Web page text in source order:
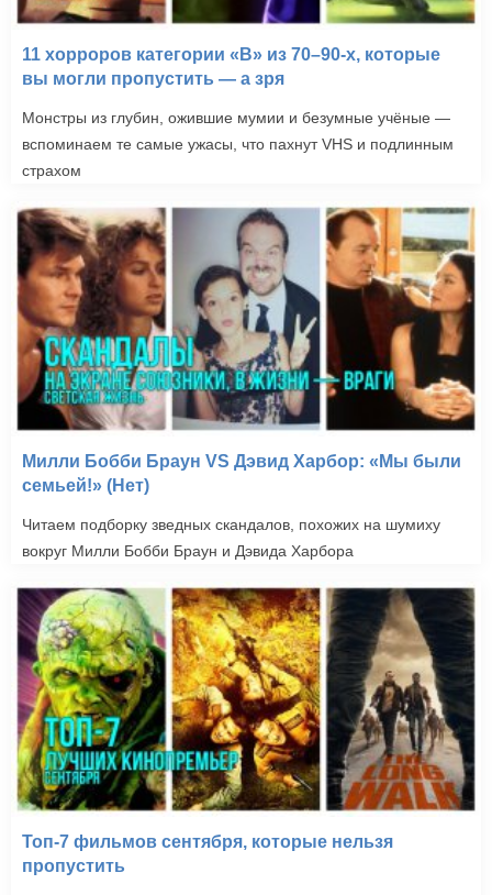
11 хорроров категории «B» из 70–90-х, которые
вы могли пропустить — а зря
Монстры из глубин, ожившие мумии и безумные учёные —
вспоминаем те самые ужасы, что пахнут VHS и подлинным
страхом
Милли Бобби Браун VS Дэвид Харбор: «Мы были
семьей!» (Нет)
Читаем подборку зведных скандалов, похожих на шумиху
вокруг Милли Бобби Браун и Дэвида Харбора
Топ-7 фильмов сентября, которые нельзя
пропустить